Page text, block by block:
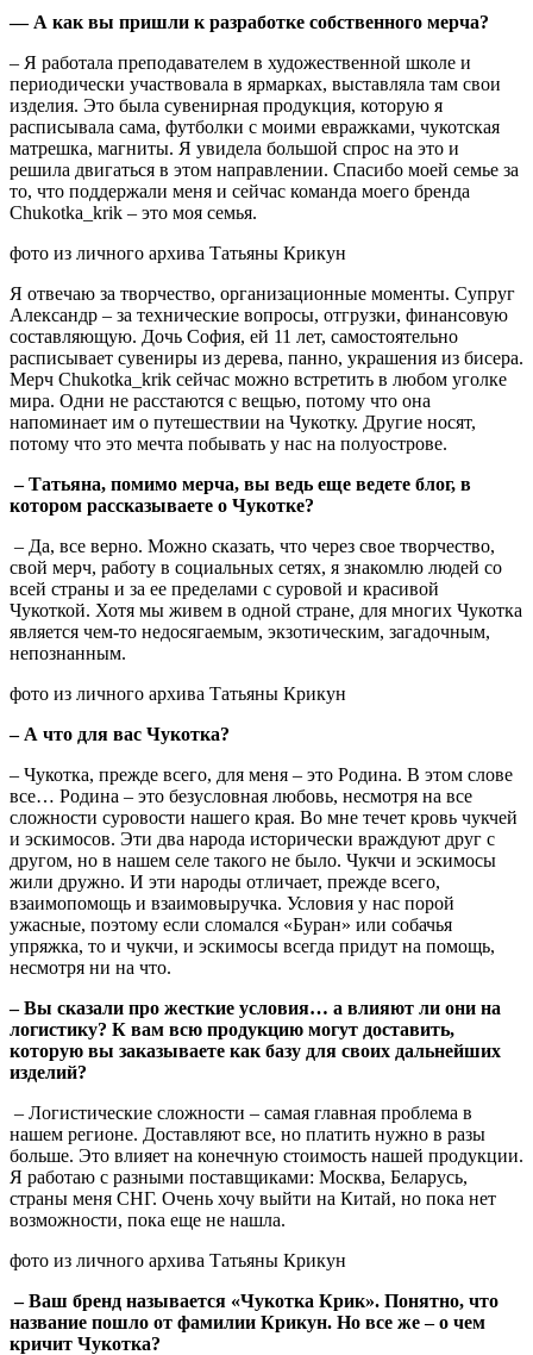
— А как вы пришли к разработке собственного мерча?
– Я работала преподавателем в художественной школе и
периодически участвовала в ярмарках, выставляла там свои
изделия. Это была сувенирная продукция, которую я
расписывала сама, футболки с моими евражками, чукотская
матрешка, магниты. Я увидела большой спрос на это и
решила двигаться в этом направлении. Спасибо моей семье за
то, что поддержали меня и сейчас команда моего бренда
Chukotka_krik – это моя семья.
фото из личного архива Татьяны Крикун
Я отвечаю за творчество, организационные моменты. Супруг
Александр – за технические вопросы, отгрузки, финансовую
составляющую. Дочь София, ей 11 лет, самостоятельно
расписывает сувениры из дерева, панно, украшения из бисера.
Мерч Chukotka_krik сейчас можно встретить в любом уголке
мира. Одни не расстаются с вещью, потому что она
напоминает им о путешествии на Чукотку. Другие носят,
потому что это мечта побывать у нас на полуострове.
– Татьяна, помимо мерча, вы ведь еще ведете блог, в
котором рассказываете о Чукотке?
– Да, все верно. Можно сказать, что через свое творчество,
свой мерч, работу в социальных сетях, я знакомлю людей со
всей страны и за ее пределами с суровой и красивой
Чукоткой. Хотя мы живем в одной стране, для многих Чукотка
является чем-то недосягаемым, экзотическим, загадочным,
непознанным.
фото из личного архива Татьяны Крикун
– А что для вас Чукотка?
– Чукотка, прежде всего, для меня – это Родина. В этом слове
все… Родина – это безусловная любовь, несмотря на все
сложности суровости нашего края. Во мне течет кровь чукчей
и эскимосов. Эти два народа исторически враждуют друг с
другом, но в нашем селе такого не было. Чукчи и эскимосы
жили дружно. И эти народы отличает, прежде всего,
взаимопомощь и взаимовыручка. Условия у нас порой
ужасные, поэтому если сломался «Буран» или собачья
упряжка, то и чукчи, и эскимосы всегда придут на помощь,
несмотря ни на что.
– Вы сказали про жесткие условия… а влияют ли они на
логистику? К вам всю продукцию могут доставить,
которую вы заказываете как базу для своих дальнейших
изделий?
– Логистические сложности – самая главная проблема в
нашем регионе. Доставляют все, но платить нужно в разы
больше. Это влияет на конечную стоимость нашей продукции.
Я работаю с разными поставщиками: Москва, Беларусь,
страны меня СНГ. Очень хочу выйти на Китай, но пока нет
возможности, пока еще не нашла.
фото из личного архива Татьяны Крикун
– Ваш бренд называется «Чукотка Крик». Понятно, что
название пошло от фамилии Крикун. Но все же – о чем
кричит Чукотка?